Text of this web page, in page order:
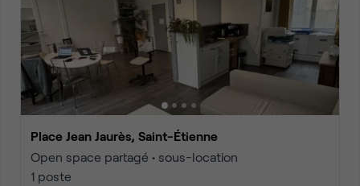
Place Jean Jaurès, Saint-Étienne
Open space partagé • sous-location
1 poste